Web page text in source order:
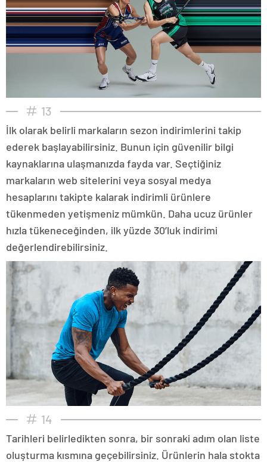
13
İlk olarak belirli markaların sezon indirimlerini takip
ederek başlayabilirsiniz. Bunun için güvenilir bilgi
kaynaklarına ulaşmanızda fayda var. Seçtiğiniz
markaların web sitelerini veya sosyal medya
hesaplarını takipte kalarak indirimli ürünlere
tükenmeden yetişmeniz mümkün. Daha ucuz ürünler
hızla tükeneceğinden, ilk yüzde 30’luk indirimi
değerlendirebilirsiniz.
14
Tarihleri belirledikten sonra, bir sonraki adım olan liste
oluşturma kısmına geçebilirsiniz. Ürünlerin hala stokta